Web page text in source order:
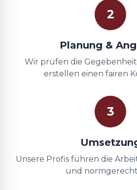
2
Planung &
Wir prüfen die
erstellen einen fairen
3
Unsere Profis führen die
und normgerecht